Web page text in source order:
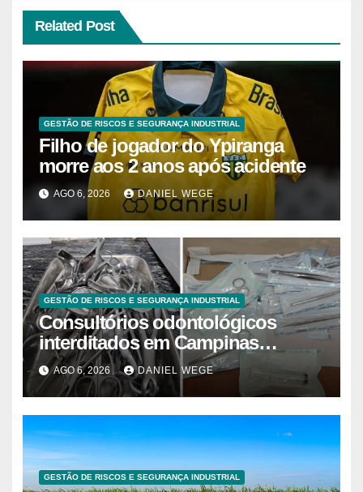
Related Post
GESTÃO DE RISCOS E SEGURANÇA INDUSTRIAL
Filho de jogador do Ypiranga
morre aos 2 anos após acidente
AGO 6, 2026 DANIEL WEGE
GESTÃO DE RISCOS E SEGURANÇA INDUSTRIAL
Consultórios odontológicos
interditados em Campinas
superam 2025
AGO 6, 2026 DANIEL WEGE
GESTÃO DE RISCOS E SEGURANÇA INDUSTRIAL